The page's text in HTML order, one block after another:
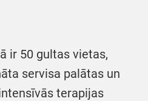
ir 50 gultas vietas,
servisa palātas un
terapijas